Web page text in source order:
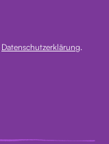
Datenschutzerklärung.